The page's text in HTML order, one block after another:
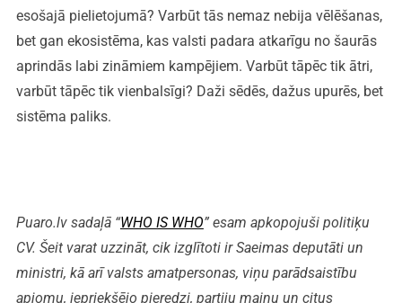
esošajā pielietojumā? Varbūt tās nemaz nebija vēlēšanas,
bet gan ekosistēma, kas valsti padara atkarīgu no šaurās
aprindās labi zināmiem kampējiem. Varbūt tāpēc tik ātri,
varbūt tāpēc tik vienbalsīgi? Daži sēdēs, dažus upurēs, bet
sistēma paliks.
Puaro.lv sadaļā “WHO IS WHO” esam apkopojuši politiķu
CV. Šeit varat uzzināt, cik izglītoti ir Saeimas deputāti un
ministri, kā arī valsts amatpersonas, viņu parādsaistību
apjomu, iepriekšējo pieredzi, partiju maiņu un citus